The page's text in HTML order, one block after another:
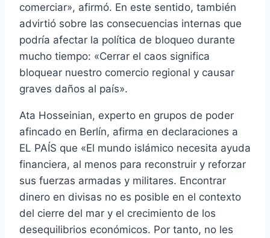
comerciar», afirmó. En este sentido, también
advirtió sobre las consecuencias internas que
podría afectar la política de bloqueo durante
mucho tiempo: «Cerrar el caos significa
bloquear nuestro comercio regional y causar
graves daños al país».
Ata Hosseinian, experto en grupos de poder
afincado en Berlín, afirma en declaraciones a
EL PAÍS que «El mundo islámico necesita ayuda
financiera, al menos para reconstruir y reforzar
sus fuerzas armadas y militares. Encontrar
dinero en divisas no es posible en el contexto
del cierre del mar y el crecimiento de los
desequilibrios económicos. Por tanto, no les